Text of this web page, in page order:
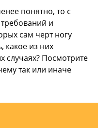
понятно, то с
и
сам черт ногу
какое из них
случаях? Посмотрите
так или иначе